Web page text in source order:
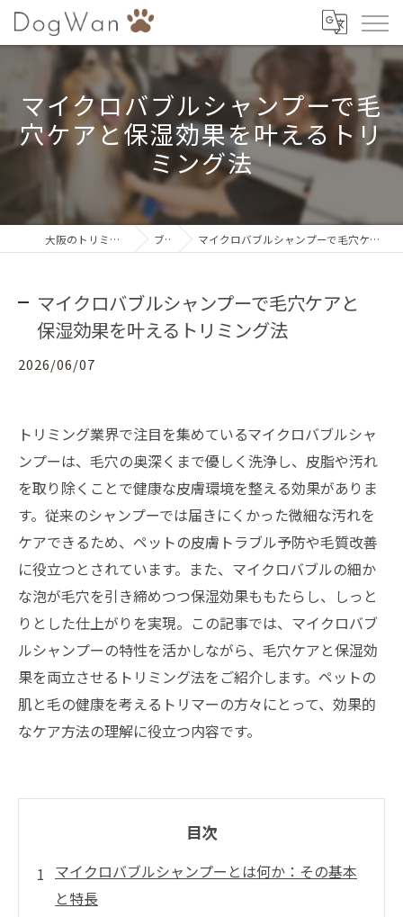
マイクロバブルシャンプーで毛
穴ケアと保湿効果を叶えるトリ
ミング法
大阪のトリミングならDogWan ブログ マイクロバブルシャンプーで毛穴ケアと保湿効果を叶えるトリミング法
マイクロバブルシャンプーで毛穴ケアと
保湿効果を叶えるトリミング法
2026/06/07
トリミング業界で注目を集めているマイクロバブルシャ
ンプーは、毛穴の奥深くまで優しく洗浄し、皮脂や汚れ
を取り除くことで健康な皮膚環境を整える効果がありま
す。従来のシャンプーでは届きにくかった微細な汚れを
ケアできるため、ペットの皮膚トラブル予防や毛質改善
に役立つとされています。また、マイクロバブルの細か
な泡が毛穴を引き締めつつ保湿効果ももたらし、しっと
りとした仕上がりを実現。この記事では、マイクロバブ
ルシャンプーの特性を活かしながら、毛穴ケアと保湿効
果を両立させるトリミング法をご紹介します。ペットの
肌と毛の健康を考えるトリマーの方々にとって、効果的
なケア方法の理解に役立つ内容です。
目次
マイクロバブルシャンプーとは何か：その基本
と特長